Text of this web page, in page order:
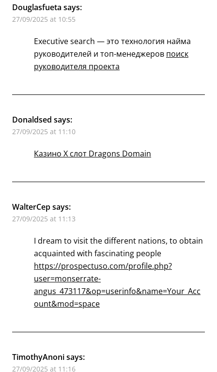
Douglasfueta says:
27/09/2025 at 10:55
Executive search — это технология найма
руководителей и топ-менеджеров поиск
руководителя проекта
Donaldsed says:
27/09/2025 at 11:10
Казино X слот Dragons Domain
WalterCepsays:
27/09/2025 at 11:13
I dream to visit the different nations, to obtain
acquainted with fascinating people
https://prospectuso.com/profile.php?
user=monserrate-
angus_473117&op=userinfo&name=Your_Acc
ount&mod=space
TimothyAnonisays:
27/09/2025 at 11:16